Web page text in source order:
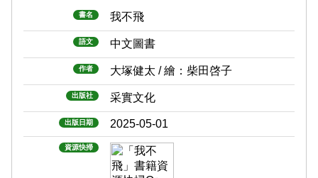
書名 我不飛
語文 中文圖書
作者 大塚健太 / 繪：柴田啓子
出版社 采實文化
出版日期 2025-05-01
資源快掃